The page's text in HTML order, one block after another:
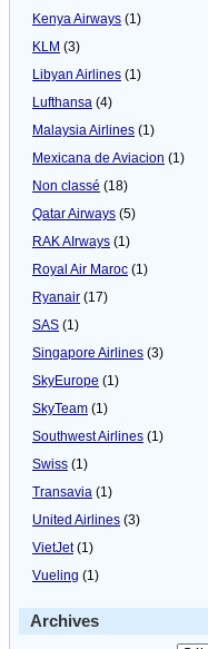
Kenya Airways (1)
KLM (3)
Libyan Airlines (1)
Lufthansa (4)
Malaysia Airlines (1)
Mexicana de Aviacion (1)
Non classé (18)
Qatar Airways (5)
RAK AIrways (1)
Royal Air Maroc (1)
Ryanair (17)
SAS (1)
Singapore Airlines (3)
SkyEurope (1)
SkyTeam (1)
Southwest Airlines (1)
Swiss (1)
Transavia (1)
United Airlines (3)
VietJet(1)
Vueling (1)
Archives